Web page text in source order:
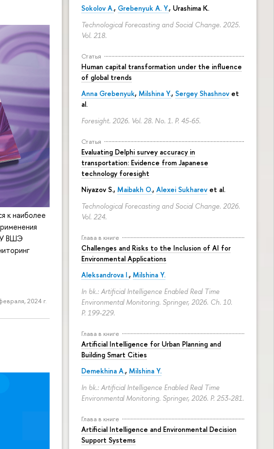
Sokolov A., Grebenyuk A. Y., Urashima K.
Technological Forecasting and Social Change. 2025.
Vol. 218.
Статья
Human capital transformation under the influence
of global trends
Anna Grebenyuk, Milshina Y., Sergey Shashnov et
al.
Foresight. 2026. Vol. 28. No. 1. P. 45-65.
Статья
Evaluating Delphi survey accuracy in
transportation: Evidence from Japanese
technology foresight
Niyazov S., Maibakh O., Alexei Sukharev et al.
Technological Forecasting and Social Change. 2026.
Vol. 224.
Глава в книге
Challenges and Risks to the Inclusion of AI for
Environmental Applications
Aleksandrova I., Milshina Y.
In bk.: Artificial Intelligence Enabled Real Time
Environmental Monitoring. Springer, 2026. Ch. 10.
P. 199-229.
Глава в книге
Artificial Intelligence for Urban Planning and
Building Smart Cities
Demekhina A., Milshina Y.
In bk.: Artificial Intelligence Enabled Real Time
Environmental Monitoring. Springer, 2026. P. 253-281.
Глава в книге
Artificial Intelligence and Environmental Decision
Support Systems
к наиболее
ВШЭ
2024 г.